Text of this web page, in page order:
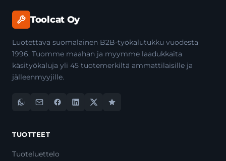
Toolcat Oy
Luotettava suomalainen B2B-työkalutukku vuodesta
1996. Tuomme maahan ja myymme laadukkaita
käsityökaluja yli 45 tuotemerkiltä ammattilaisille ja
jälleenmyyjille.
TUOTTEET
Tuoteluettelo